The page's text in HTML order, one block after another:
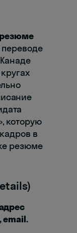
переводе
которую
в
резюме
email.